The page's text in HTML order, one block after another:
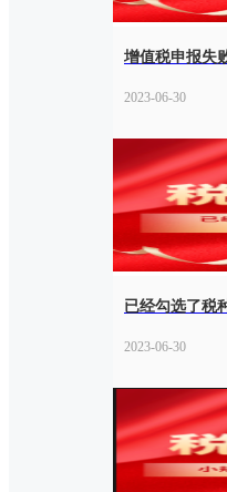
增值税申报失
2023-06-30
已经勾选了税
2023-06-30